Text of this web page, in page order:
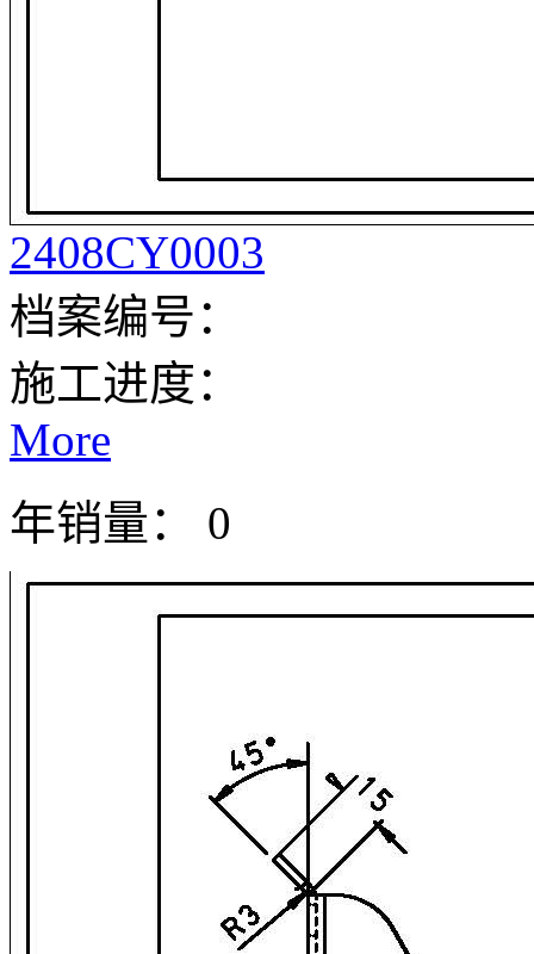
2408CY0003
档案编号：
施工进度：
More
年销量： 0